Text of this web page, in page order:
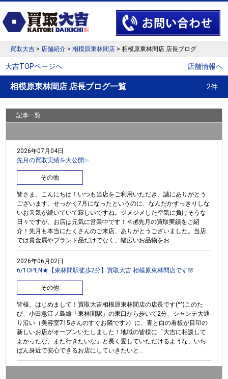
買取大吉 > 店舗紹介 > 相模原東林間店 > 相模原東林間店 店長ブログ
大吉TOPページへ 店舗情報へ
相模原東林間店 店長ブログ一覧 2件
記事一覧
2026年07月04日
先月の買取実績を大公開✨
その他
皆さま、こんにちは！いつも当店をご利用いただき、誠にありがとう
ございます。せっかく7月になったというのに、なんだかすっきりしな
いお天気が続いていて寂しいですね。ジメジメした空気に負けそうな
日々ですが、お店は元気に営業中です！🌞💰先月の買取実績をご紹
介！先月も本当にたくさんのご来店、ありがとうございました。当店
では貴金属やブランド品だけでなく、幅広いお品物をお...
2026年06月02日
6/1OPEN★【東林間駅徒歩2分】買取大吉 相模原東林間店です🌸
その他
皆様、はじめまして！買取大吉相模原東林間店の店長です(^^)このた
び、小田急江ノ島線「東林間駅」の東口から歩いて2分、シャンテ大通
り沿い（美容室715さんのすぐお隣です♪）に、青と白の看板が目印の
新しいお店がオープンいたしました！地域の皆様に「大吉に相談して
よかったな、また行きたいな」と長く愛していただけるような、いち
ばん身近で安心できるお店にしていきたいと...